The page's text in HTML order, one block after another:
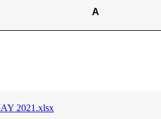
A
2021.xlsx